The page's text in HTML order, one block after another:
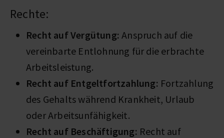
Rechte:
Recht auf Vergütung: Anspruch auf die
vereinbarte Entlohnung für die erbrachte
Arbeitsleistung.
Recht auf Entgeltfortzahlung: Fortzahlung
des Gehalts während Krankheit, Urlaub
oder Arbeitsunfähigkeit.
Recht auf Beschäftigung: Recht auf